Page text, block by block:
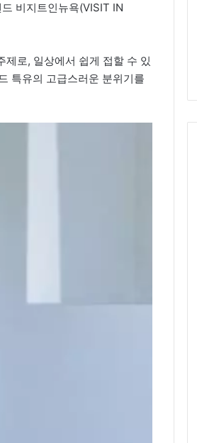
비지트인뉴욕(VISIT IN
제로, 일상에서 쉽게 접할 수 있
특유의 고급스러운 분위기를